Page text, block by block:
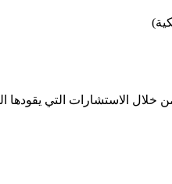
الاستشارات التي يقودها